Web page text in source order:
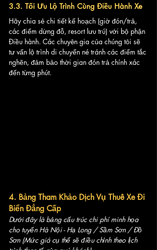
3.3. Tối Ưu Lộ Trình Cùng Điều Hành Xe
Hãy chia sẻ chi tiết kế hoạch (giờ đón/trả,
các điểm dừng đỗ, resort lưu trú) với bộ phận
Điều hành. Các chuyên gia của chúng tôi sẽ
tư vấn lộ trình di chuyển né tránh các điểm tắc
nghẽn, đảm bảo thời gian đón trả chính xác
đến từng phút.
4. Bảng Tham Khảo Dịch Vụ Thuê Xe Đi
Biển Đẳng Cấp
Dưới đây là bảng cấu trúc chi phí minh họa
cho tuyến Hà Nội - Hạ Long / Sầm Sơn / Đồ
Sơn (Mức giá cụ thể sẽ điều chỉnh theo lịch